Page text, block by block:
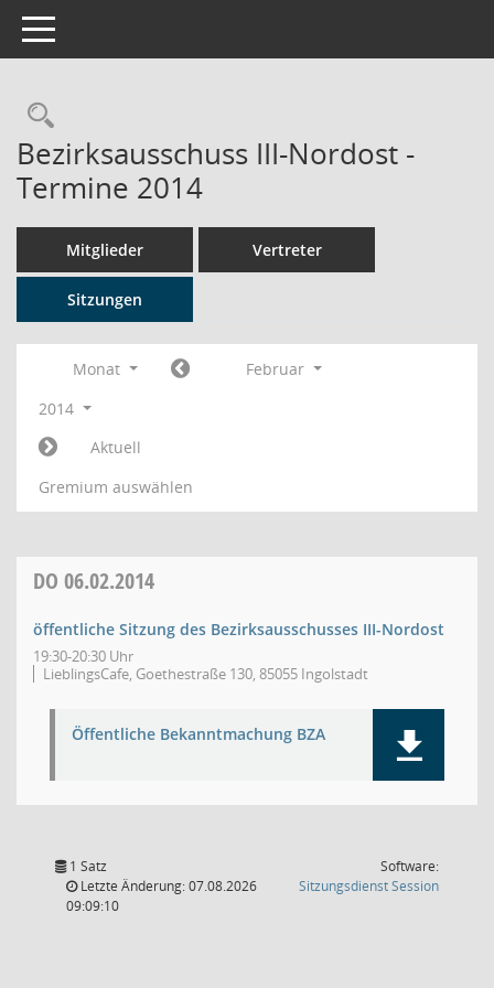
Toggle navigation
Rechercheauswahl
Bezirksausschuss III-Nordost -
Termine 2014
Mitglieder Vertreter
Sitzungen
Monat
Februar
2014
Aktuell
Gremium auswählen
DO 06.02.2014
öffentliche Sitzung des Bezirksausschusses III-Nordost
19:30-20:30 Uhr
LieblingsCafe, Goethestraße 130, 85055 Ingolstadt
Öffentliche Bekanntmachung BZA
1 Satz
Letzte Änderung: 07.08.2026
09:09:10
Software:
SitzungsdienstSession(Wird in